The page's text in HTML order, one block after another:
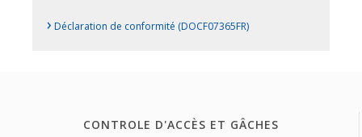
› Déclaration de conformité (DOCF07365FR)
CONTROLE D'ACCÈS ET GÂCHES